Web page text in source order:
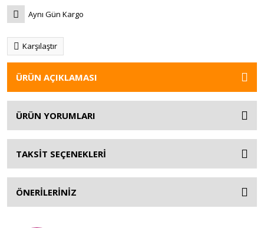
Aynı Gün Kargo
Karşılaştır
ÜRÜN AÇIKLAMASI
ÜRÜN YORUMLARI
TAKSİT SEÇENEKLERİ
ÖNERİLERİNİZ